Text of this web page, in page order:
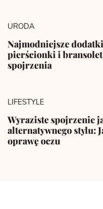
URODA
Najmodniejsze
pierścionki i
spojrzenia
LIFESTYLE
Wyraziste spojrzenie
alternatywnego stylu:
oprawę oczu